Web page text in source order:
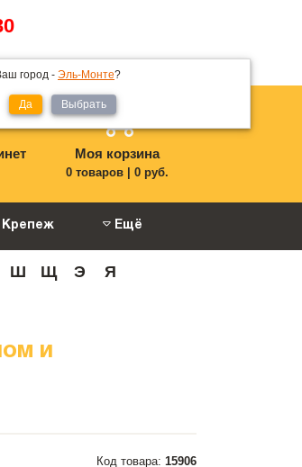
город - Эль-Монте?
Да Выбрать
Моя корзина
0 товаров| 0 руб.
Крепеж Ещё
Ш Щ Э Я
и
Код товара: 15906